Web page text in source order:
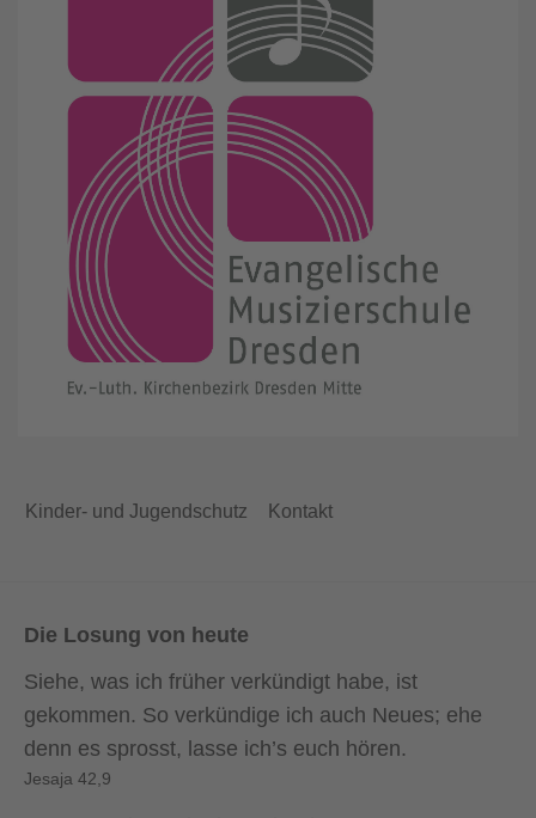
Kinder- und Jugendschutz Kontakt
Die Losung von heute
Siehe, was ich früher verkündigt habe, ist
gekommen. So verkündige ich auch Neues; ehe
denn es sprosst, lasse ich’s euch hören.
Jesaja 42,9